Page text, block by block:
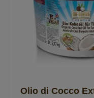
Olio di Cocco